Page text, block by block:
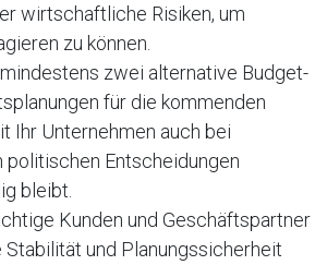
wirtschaftliche Risiken, um
zu können.
zwei alternative Budget-
für die kommenden
Ihr Unternehmen auch bei
politischen Entscheidungen
bleibt.
Kunden und Geschäftspartner
Stabilität und Planungssicherheit